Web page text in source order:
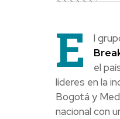
E l
el
líderes en la
Bogotá y
nacional con